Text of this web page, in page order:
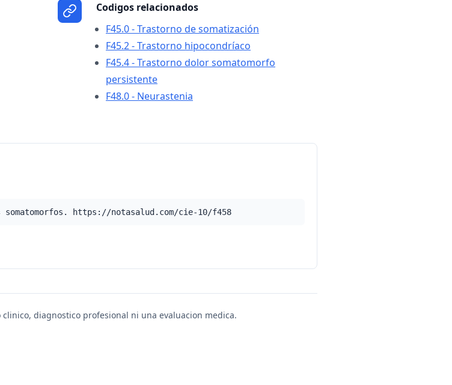
Codigos relacionados
F45.0 - Trastorno de somatización
F45.2 - Trastorno hipocondríaco
F45.4 - Trastorno dolor somatomorfo
persistente
F48.0 - Neurastenia
https://notasalud.com/cie-10/f458
diagnostico profesional ni una evaluacion medica.